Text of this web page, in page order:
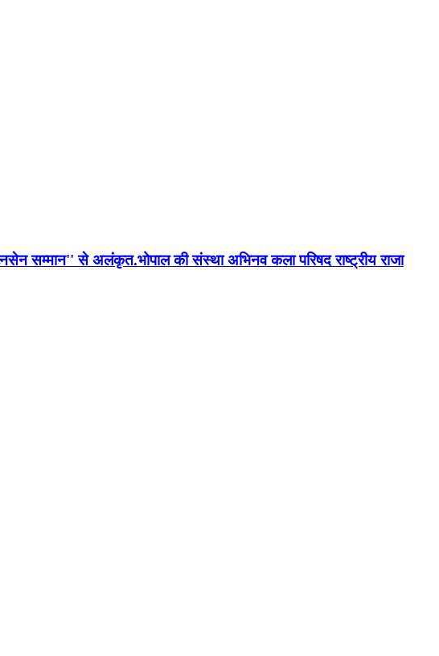
सम्मान'' से अलंकृत.भोपाल की संस्था अभिनव कला परिषद राष्ट्रीय राजा